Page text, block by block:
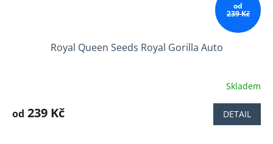
od
239 Kč
Royal Queen Seeds Royal Gorilla Auto
produktu
Skladem
od 239 Kč DETAIL